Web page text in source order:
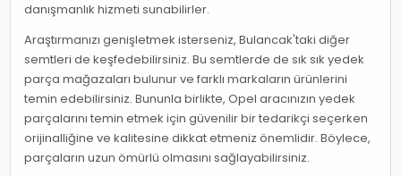
danışmanlık hizmeti sunabilirler.
Araştırmanızı genişletmek isterseniz, Bulancak'taki diğer
semtleri de keşfedebilirsiniz. Bu semtlerde de sık sık yedek
parça mağazaları bulunur ve farklı markaların ürünlerini
temin edebilirsiniz. Bununla birlikte, Opel aracınızın yedek
parçalarını temin etmek için güvenilir bir tedarikçi seçerken
orijinalliğine ve kalitesine dikkat etmeniz önemlidir. Böylece,
parçaların uzun ömürlü olmasını sağlayabilirsiniz.